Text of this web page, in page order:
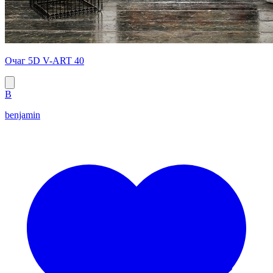
Очаг 5D V-ART 40
B
benjamin